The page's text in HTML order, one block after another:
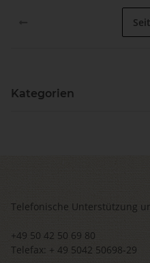
Kategorien
Telefonische Unterstützung
+49 50 42 50 69 80
Telefax: + 49 5042 50698-29